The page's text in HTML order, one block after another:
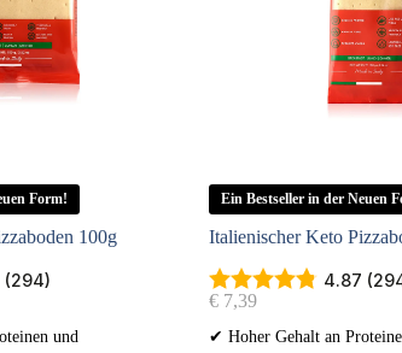
Form!
100g
(294)
und
Ein Bestseller in der Neuen
Italienischer Keto
4.87
€7,39
✔ Hoher Gehalt an